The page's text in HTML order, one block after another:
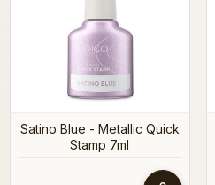
Satino Blue - Metallic Quick
Stamp 7ml